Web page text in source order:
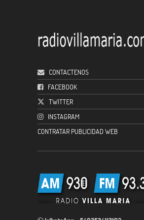
CONTACTENOS
FACEBOOK
TWITTER
INSTAGRAM
CONTRATAR PUBLICIDAD WEB